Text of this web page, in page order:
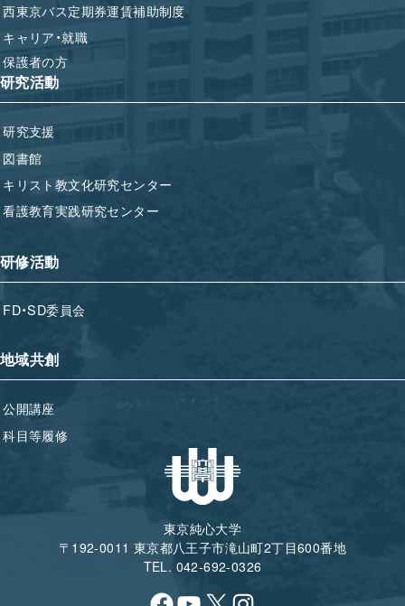
西東京バス定期券運賃補助制度
キャリア・就職
保護者の方
研究活動
研究支援
図書館
キリスト教文化研究センター
看護教育実践研究センター
研修活動
FD・SD委員会
地域共創
公開講座
科目等履修
東京純心大学
〒192-0011 東京都八王子市滝山町2丁目600番地
TEL. 042-692-0326